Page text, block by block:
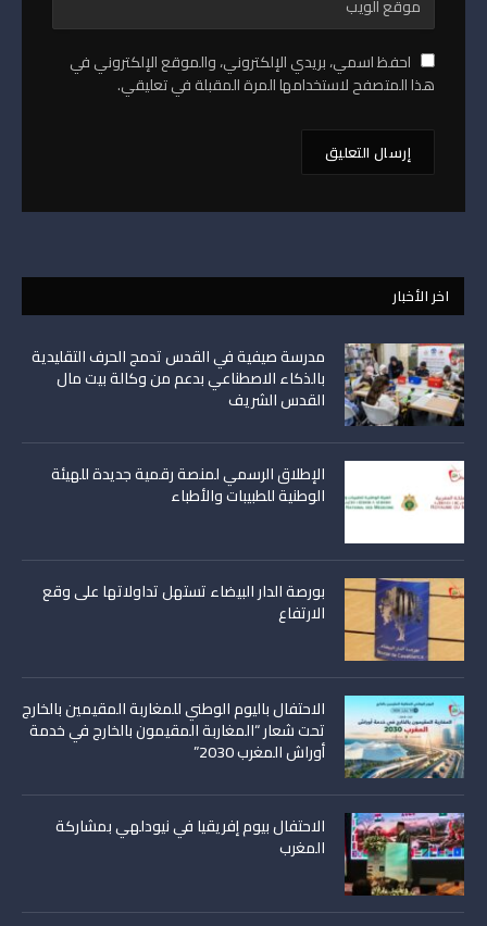
احفظ اسمي، بريدي الإلكتروني، والموقع الإلكتروني في
هذا المتصفح لاستخدامها المرة المقبلة في تعليقي.
اخر الأخبار
مدرسة صيفية في القدس تدمج الحرف التقليدية
بالذكاء الاصطناعي بدعم من وكالة بيت مال
القدس الشريف
الإطلاق الرسمي لمنصة رقمية جديدة للهيئة
الوطنية للطبيبات والأطباء
بورصة الدار البيضاء تستهل تداولاتها على وقع
الارتفاع
الاحتفال باليوم الوطني للمغاربة المقيمين بالخارج
تحت شعار “المغاربة المقيمون بالخارج في خدمة
أوراش المغرب 2030”
الاحتفال بيوم إفريقيا في نيودلهي بمشاركة
المغرب